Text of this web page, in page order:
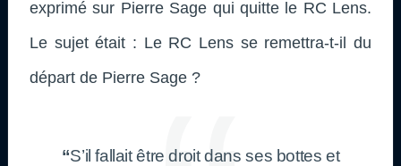
exprimé sur Pierre Sage qui quitte le RC Lens.
Le sujet était : Le RC Lens se remettra-t-il du
départ de Pierre Sage ?
“S’il fallait être droit dans ses bottes et